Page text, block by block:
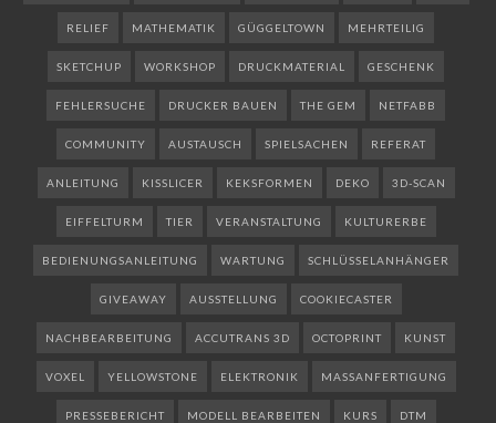
RELIEF MATHEMATIK GÜGGELTOWN MEHRTEILIG
SKETCHUP WORKSHOP DRUCKMATERIAL GESCHENK
FEHLERSUCHE DRUCKER BAUEN THE GEM NETFABB
COMMUNITY AUSTAUSCH SPIELSACHEN REFERAT
ANLEITUNG KISSLICER KEKSFORMEN DEKO 3D-SCAN
EIFFELTURM TIER VERANSTALTUNG KULTURERBE
BEDIENUNGSANLEITUNG WARTUNG SCHLÜSSELANHÄNGER
GIVEAWAY AUSSTELLUNG COOKIECASTER
NACHBEARBEITUNG ACCUTRANS 3D OCTOPRINT KUNST
VOXEL YELLOWSTONE ELEKTRONIK MASSANFERTIGUNG
PRESSEBERICHT MODELL BEARBEITEN KURS DTM